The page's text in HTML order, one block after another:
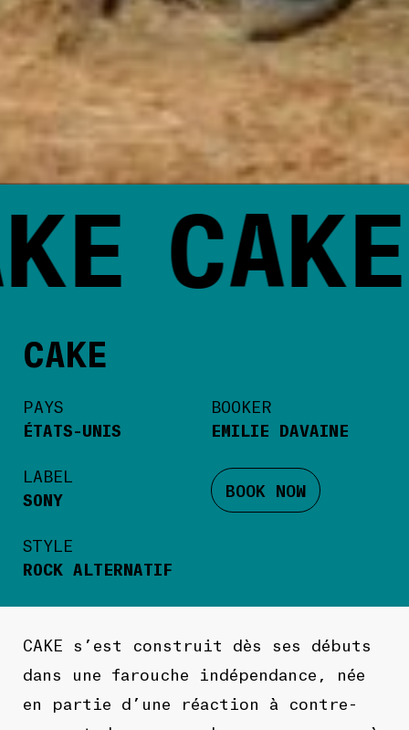
CAKE
CAKE
PAYS
ÉTATS-UNIS
LABEL
SONY
STYLE
ROCK ALTERNATIF
BOOKER
EMILIE DAVAINE
BOOK NOW
CAKE s’est construit dès ses débuts
dans une farouche indépendance, née
en partie d’une réaction à contre-